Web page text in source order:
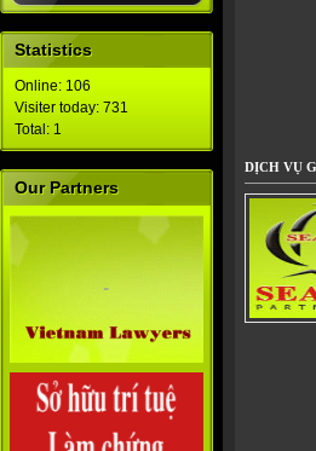
Statistics
Online: 106
Visiter today: 731
Total: 1
Our Partners
DỊCH VỤ